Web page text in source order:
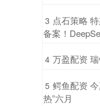
3 点石策略
备案！
4 万盈配资
5 鳄鱼配资
热”六月